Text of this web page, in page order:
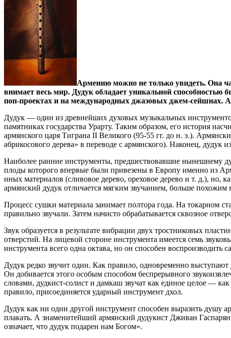
Армению можно не только увидеть. Она
внимает весь мир. Дудук обладает уникальной
поп-проектах и на международных джазовых джем-сейшнах.
Дудук — один из древнейших духовых музыкальных
памятниках государства Урарту. Таким образом, его история
армянского царя Тиграна II Великого (95-55 гг. до н. э.).
абрикосового дерева» в переводе с армянского). Наконец, дудук
Наиболее ранние инструменты, предшествовавшие нынешнему
плоды которого впервые были привезены в Европу именно из
иных материалов (сливовое дерево, ореховое дерево и т. д.), но,
армянский дудук отличается мягким звучанием, больше похожим
Процесс сушки материала занимает полтора года. На токарном
правильно звучали. Затем начисто обрабатывается сквозное
Звук образуется в результате вибрации двух тростниковых
отверстий. На лицевой стороне инструмента имеется семь
инструмента всего одна октава, но он способен
Дудук редко звучит один. Как правило, одновременно
Он добивается этого особым способом беспрерывного
словами, дудкист-солист и дамкаш звучат как единое целое —
правило, присоединяется ударный инструмент дхол.
Дудук как ни один другой инструмент способен выразить душу
плакать. А знаменитейший армянский дудукист Дживан
означает, что дудук подарен нам Богом».